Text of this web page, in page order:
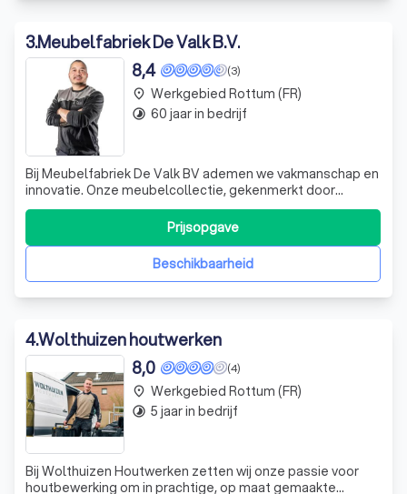
3.Meubelfabriek De Valk B.V.
(3)
8,4
Bij Meubelfabriek De Valk BV ademen we vakmanschap en
innovatie. Onze meubelcollectie, gekenmerkt door
Scandinavisch design en hoogwaardige materialen zoals
licht, transparant gelakt beuken multiplex en naturel
eiken, spreekt boekdelen over onze passie voor esthetiek
en functionaliteit. Onze stoffen
Beschikbaarheid
Prijsopgave
place Werkgebied Rottum (FR)
timelapse 60 jaar in bedrijf
4.Wolthuizen houtwerken
(4)
8,0
Bij Wolthuizen Houtwerken zetten wij onze passie voor
houtbewerking om in prachtige, op maat gemaakte
place Werkgebied Rottum (FR)
timelapse 5 jaar in bedrijf